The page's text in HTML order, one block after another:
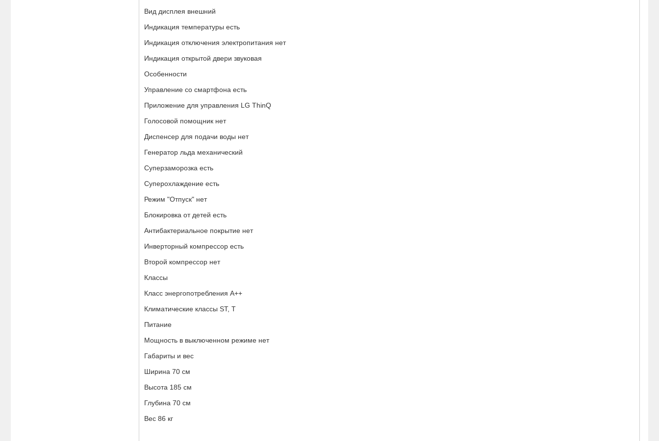
Вид дисплея внешний
Индикация температуры есть
Индикация отключения электропитания нет
Индикация открытой двери звуковая
Особенности
Управление со смартфона есть
Приложение для управления LG ThinQ
Голосовой помощник нет
Диспенсер для подачи воды нет
Генератор льда механический
Суперзаморозка есть
Суперохлаждение есть
Режим "Отпуск" нет
Блокировка от детей есть
Антибактериальное покрытие нет
Инверторный компрессор есть
Второй компрессор нет
Классы
Класс энергопотребления A++
Климатические классы ST, T
Питание
Мощность в выключенном режиме нет
Габариты и вес
Ширина 70 см
Высота 185 см
Глубина 70 см
Вес 86 кг